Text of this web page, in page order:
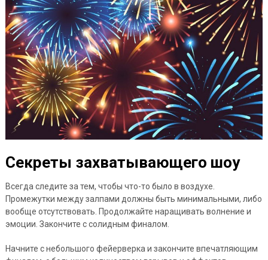
Секреты захватывающего шоу
Всегда следите за тем, чтобы что-то было в воздухе.
Промежутки между залпами должны быть минимальными, либо
вообще отсутствовать. Продолжайте наращивать волнение и
эмоции. Закончите с солидным финалом.
Начните с небольшого фейерверка и закончите впечатляющим